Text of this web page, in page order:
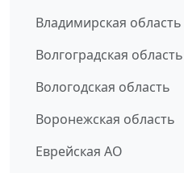
Владимирская область
Волгоградская область
Вологодская область
Воронежская область
Еврейская АО